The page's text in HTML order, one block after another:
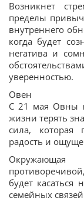
Возникнет
пределы
внутреннего
когда будет
негатива и
уверенностью.
Овен
С 21 мая Овны
жизни терять
сила, которая
радость и
Окружающая
будет
семейных